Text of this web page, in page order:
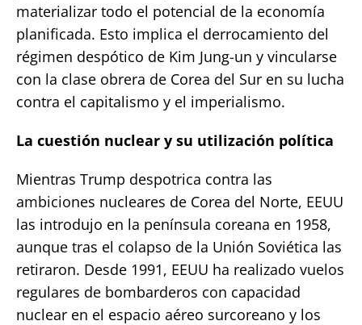
materializar todo el potencial de la economía
planificada. Esto implica el derrocamiento del
régimen despótico de Kim Jung-un y vincularse
con la clase obrera de Corea del Sur en su lucha
contra el capitalismo y el imperialismo.
La cuestión nuclear y su utilización política
Mientras Trump despotrica contra las
ambiciones nucleares de Corea del Norte, EEUU
las introdujo en la península coreana en 1958,
aunque tras el colapso de la Unión Soviética las
retiraron. Desde 1991, EEUU ha realizado vuelos
regulares de bombarderos con capacidad
nuclear en el espacio aéreo surcoreano y los